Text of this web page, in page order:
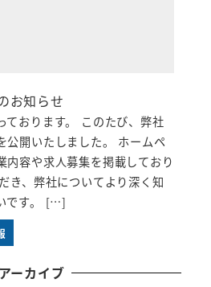
お知らせ
ております。 このたび、弊社
公開いたしました。 ホームペ
内容や求人募集を掲載しており
き、弊社についてより深く知
です。 […]
アーカイブ